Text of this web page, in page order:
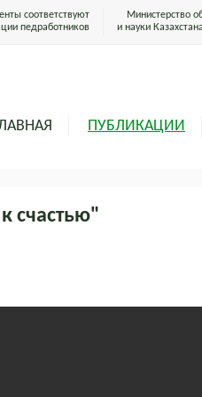
соответствуют
педработников
Министерство
и науки Казахстана
ПУБЛИКАЦИИ
счастью"